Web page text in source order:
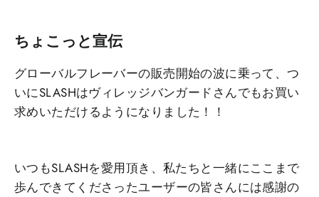
ちょこっと宣伝
グローバルフレーバーの販売開始の波に乗って、つ
いにSLASHはヴィレッジバンガードさんでもお買い
求めいただけるようになりました！！
いつもSLASHを愛用頂き、私たちと一緒にここまで
歩んできてくださったユーザーの皆さんには感謝の